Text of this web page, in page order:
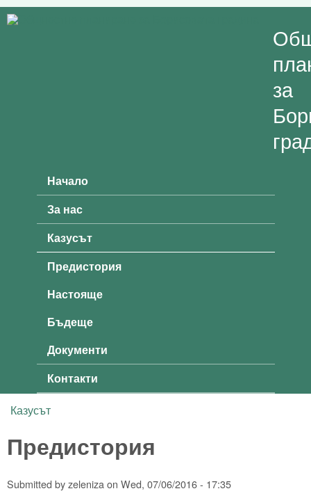
за
Main menu
Начало
За нас
Казусът
Предистория
Настояще
Бъдеще
Документи
Контакти
You are here
Казусът
Предистория
Submitted byzelenizaon Wed, 07/06/2016 - 17:35